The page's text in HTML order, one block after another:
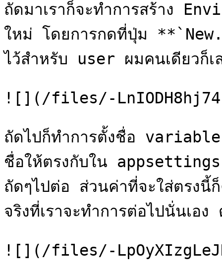
ถัดมาเราก็จะทำการสร้าง
ใหม่ โดยการกดที่ปุ่ม
ไว้สำหรับ user ผมคนเดียวก็เ
![](/files/-
ถัดไปก็ทำการตั้งชื่อ variable
ชื่อให้ตรงกับใน
ถัดๆไปต่อ ส่วนค่าที่จะใส่ตร
จริงที่เราจะทำการต่อไปนั่นเ
![](/files/-